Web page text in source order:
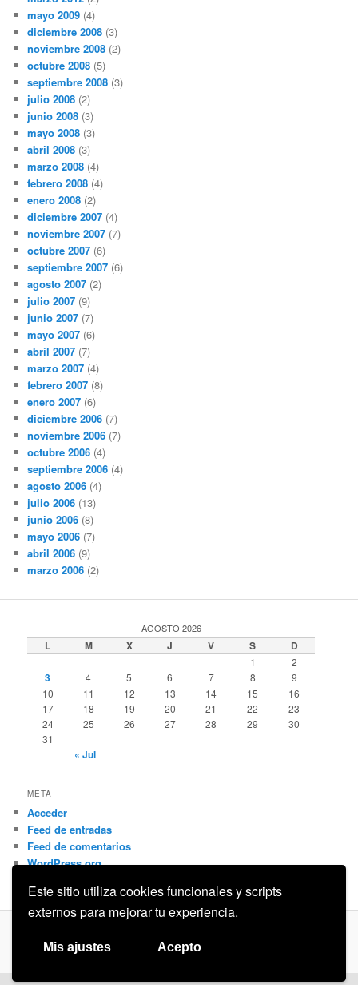
Este sitio utiliza cookies funcionales y scripts
externos para mejorar tu experiencia.
Mis ajustes Acepto
mayo 2009 (4)
diciembre 2008 (3)
noviembre 2008 (2)
octubre 2008 (5)
septiembre 2008 (3)
julio 2008 (2)
junio 2008 (3)
mayo 2008 (3)
abril 2008 (3)
marzo 2008 (4)
febrero 2008 (4)
enero 2008 (2)
diciembre 2007 (4)
noviembre 2007 (7)
octubre 2007 (6)
septiembre 2007 (6)
agosto 2007 (2)
julio 2007 (9)
junio 2007 (7)
mayo 2007 (6)
abril 2007 (7)
marzo 2007 (4)
febrero 2007 (8)
enero 2007 (6)
diciembre 2006 (7)
noviembre 2006 (7)
octubre 2006 (4)
septiembre 2006 (4)
agosto 2006 (4)
julio 2006 (13)
junio 2006 (8)
mayo 2006 (7)
abril 2006 (9)
marzo 2006 (2)
AGOSTO 2026
L M X J V S D
1 2
3 4 5 6 7 8
9
10
11 12 13 14 15
16
17
18 19 20 21 22
23
24
25 26 27 28 29
30
31
« Jul
META
Acceder
Feed de entradas
Feed de comentarios
WordPress.org
Privacidad Funciona gracias a WordPress